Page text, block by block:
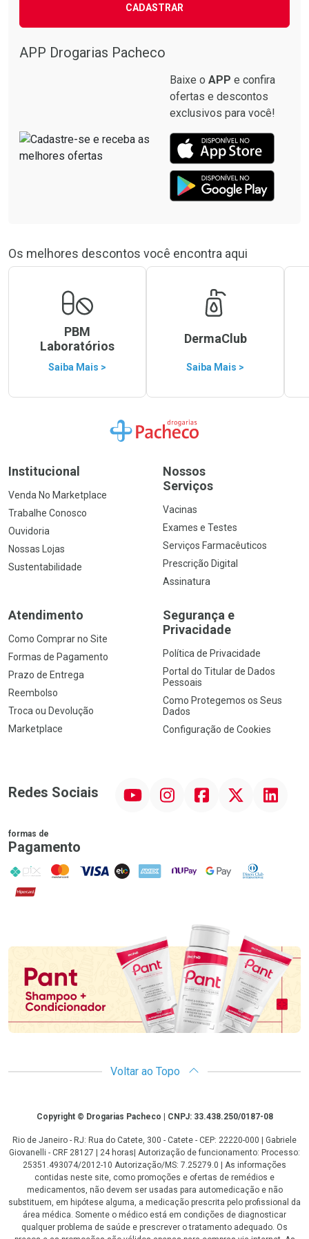
CADASTRAR
APP Drogarias Pacheco
Baixe o APP e confira
ofertas e descontos
exclusivos para você!
Os melhores descontos você encontra aqui
PBM
Laboratórios
Saiba Mais >
DermaClub
Saiba Mais >
Ir para a Home
Institucional
Venda No Marketplace
Trabalhe Conosco
Ouvidoria
Nossas Lojas
Sustentabilidade
Nossos
Serviços
Vacinas
Exames e Testes
Serviços Farmacêuticos
Prescrição Digital
Assinatura
Atendimento
Como Comprar no Site
Formas de Pagamento
Prazo de Entrega
Reembolso
Troca ou Devolução
Marketplace
Segurança e
Privacidade
Política de Privacidade
Portal do Titular de Dados
Pessoais
Como Protegemos os Seus
Dados
Configuração de Cookies
Redes Sociais InstagramFacebookTwitter Linkedin
formas de
Pagamento
PIX MasterCard
VISA ELO AMEX NuPay Google PayDiners Club
Hipercard
Promoção em Destaque
Voltar ao Topo
CopyrightCopyright © Drogarias Pacheco | CNPJ: 33.438.250/0187-08
Rio de Janeiro - RJ: Rua do Catete, 300 - Catete - CEP: 22220-000 | Gabriele
Giovanelli - CRF 28127 | 24 horas| Autorização de funcionamento: Processo:
25351.493074/2012-10 Autorização/MS: 7.25279.0 | As informações
contidas neste site, como promoções e ofertas de remédios e
medicamentos, não devem ser usadas para automedicação e não
substituem, em hipótese alguma, a medicação prescrita pelo profissional da
área médica. Somente o médico está em condições de diagnosticar
qualquer problema de saúde e prescrever o tratamento adequado. Os